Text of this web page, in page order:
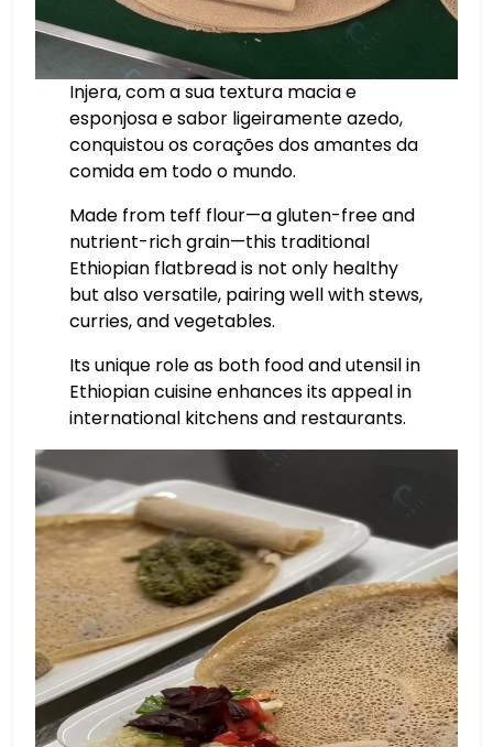
Injera, com a sua textura macia e
esponjosa e sabor ligeiramente azedo,
conquistou os corações dos amantes da
comida em todo o mundo.
Made from teff flour—a gluten-free and
nutrient-rich grain—this traditional
Ethiopian flatbread is not only healthy
but also versatile, pairing well with stews,
curries, and vegetables.
Its unique role as both food and utensil in
Ethiopian cuisine enhances its appeal in
international kitchens and restaurants.